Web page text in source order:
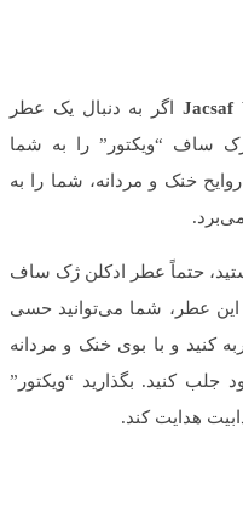
اگر به دنبال یک عطر
ساف “ویکتور” را به شما
خنک و مردانه، شما را به
حتماً عطر ادکلن ژک ساف
این عطر، شما می‌توانید حسی
کنید و با بوی خنک و مردانه
جلب کنید. بگذارید “ویکتور”
هدایت کند.